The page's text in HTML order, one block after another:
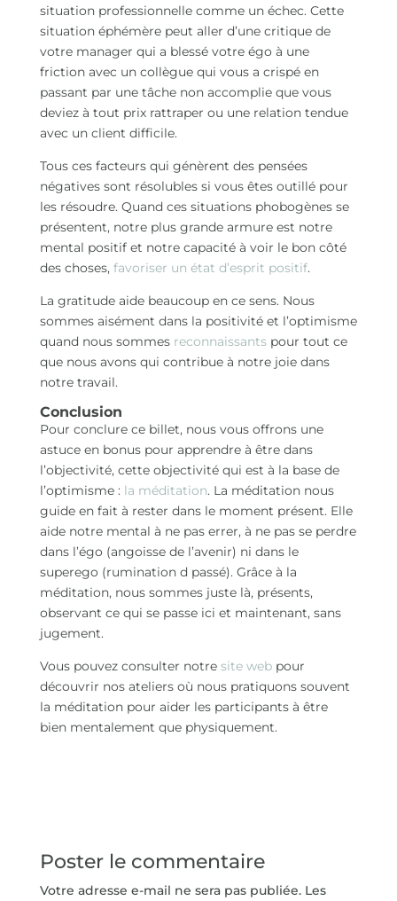
situation professionnelle comme un échec. Cette
situation éphémère peut aller d’une critique de
votre manager qui a blessé votre égo à une
friction avec un collègue qui vous a crispé en
passant par une tâche non accomplie que vous
deviez à tout prix rattraper ou une relation tendue
avec un client difficile.
Tous ces facteurs qui génèrent des pensées
négatives sont résolubles si vous êtes outillé pour
les résoudre. Quand ces situations phobogènes se
présentent, notre plus grande armure est notre
mental positif et notre capacité à voir le bon côté
des choses, favoriser un état d’esprit positif.
La gratitude aide beaucoup en ce sens. Nous
sommes aisément dans la positivité et l’optimisme
quand nous sommes reconnaissantspour tout ce
que nous avons qui contribue à notre joie dans
notre travail.
Conclusion
Pour conclure ce billet, nous vous offrons une
astuce en bonus pour apprendre à être dans
l’objectivité, cette objectivité qui est à la base de
l’optimisme : la méditation. La méditation nous
guide en fait à rester dans le moment présent. Elle
aide notre mental à ne pas errer, à ne pas se perdre
dans l’égo (angoisse de l’avenir) ni dans le
superego (rumination d passé). Grâce à la
méditation, nous sommes juste là, présents,
observant ce qui se passe ici et maintenant, sans
jugement.
Vous pouvez consulter notre site webpour
découvrir nos ateliers où nous pratiquons souvent
la méditation pour aider les participants à être
bien mentalement que physiquement.
Poster le commentaire
Votre adresse e-mail ne sera pas publiée. Les